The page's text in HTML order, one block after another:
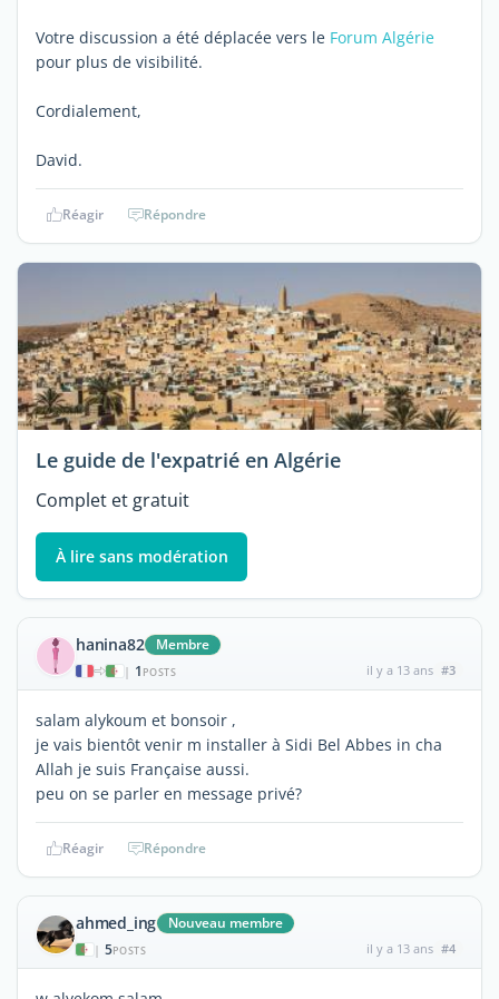
Votre discussion a été déplacée vers le Forum Algérie
pour plus de visibilité.
Cordialement,
David.
Réagir Répondre
Le guide de l'expatrié en Algérie
Complet et gratuit
À lire sans modération
hanina82 Membre
| 1 POSTS il y a 13 ans #3
salam alykoum et bonsoir ,
je vais bientôt venir m installer à Sidi Bel Abbes in cha
Allah je suis Française aussi.
peu on se parler en message privé?
Réagir Répondre
ahmed_ing Nouveau membre
| 5POSTS il y a 13 ans #4